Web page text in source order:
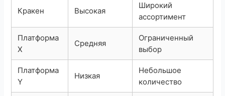
Кракен Высокая
Широкий
ассортимент
Платформа
X
Средняя
Ограниченный
выбор
Платформа
Y
Низкая
Небольшое
количество